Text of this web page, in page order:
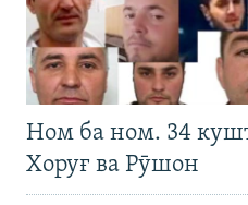
Ном ба ном. 34
Хоруғ ва Рӯшон